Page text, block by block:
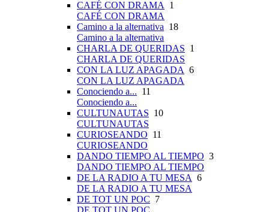
CAFÉ CON DRAMA 1
CAFÉ CON DRAMA
Camino a la alternativa 18
Camino a la alternativa
CHARLA DE QUERIDAS 1
CHARLA DE QUERIDAS
CON LA LUZ APAGADA 6
CON LA LUZ APAGADA
Conociendo a... 11
Conociendo a...
CULTUNAUTAS 10
CULTUNAUTAS
CURIOSEANDO 11
CURIOSEANDO
DANDO TIEMPO AL TIEMPO 3
DANDO TIEMPO AL TIEMPO
DE LA RADIO A TU MESA 6
DE LA RADIO A TU MESA
DE TOT UN POC 7